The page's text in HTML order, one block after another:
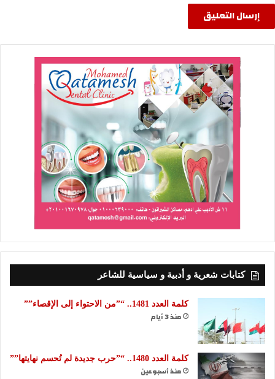
كتابات شعرية و أدبية و سياسية للشاعر
كلمة العدد 1481.. “”من الاحتواء إلى الإقصاء””
منذ 3 أيام
كلمة العدد 1480.. “”حرب جديدة لم تُحسم نهايتها””
منذ أسبوعين